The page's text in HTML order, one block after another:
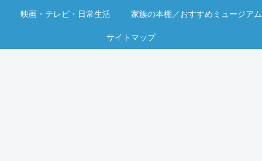
映画・テレビ・日常生活 家族の本棚／おすすめミュージアム
サイトマップ